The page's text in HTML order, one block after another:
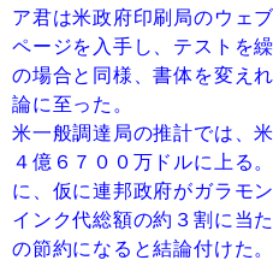
ア君は米政府印刷局のウェ
ページを入手し、テストを
の場合と同様、書体を変え
論に至った。
米一般調達局の推計では、
４億６７００万ドルに上る
に、仮に連邦政府がガラモ
インク代総額の約３割に当
の節約になると結論付けた